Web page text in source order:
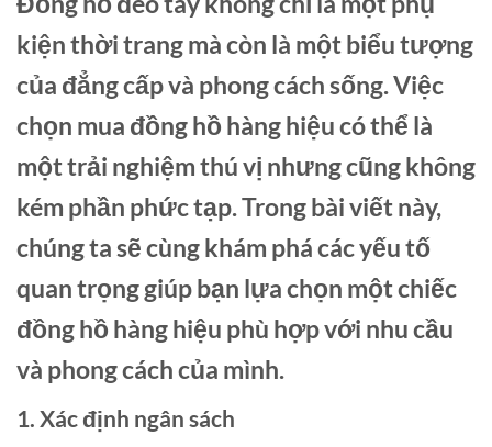
kiện thời trang mà còn là một biểu tượng
của đẳng cấp và phong cách sống. Việc
chọn mua đồng hồ hàng hiệu có thể là
một trải nghiệm thú vị nhưng cũng không
kém phần phức tạp. Trong bài viết này,
chúng ta sẽ cùng khám phá các yếu tố
quan trọng giúp bạn lựa chọn một chiếc
đồng hồ hàng hiệu phù hợp với nhu cầu
và phong cách của mình.
1. Xác định ngân sách